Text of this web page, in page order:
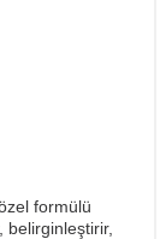
formülü
belirginleştirir,